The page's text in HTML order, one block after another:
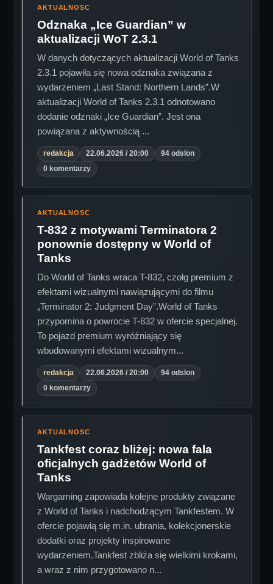
AKTUALNOSC
Odznaka „Ice Guardian” w
aktualizacji WoT 2.3.1
W danych dotyczących aktualizacji World of Tanks
2.3.1 pojawiła się nowa odznaka związana z
wydarzeniem „Last Stand: Northern Lands”.W
aktualizacji World of Tanks 2.3.1 odnotowano
dodanie odznaki „Ice Guardian”. Jest ona
powiązana z aktywnością ...
redakcja 22.06.2026 / 20:00
94 odslon
0 komentarzy
AKTUALNOSC
T-832 z motywami Terminatora 2
ponownie dostępny w World of
Tanks
Do World of Tanks wraca T-832, czołg premium z
efektami wizualnymi nawiązującymi do filmu
„Terminator 2: Judgment Day”.World of Tanks
przypomina o powrocie T-832 w ofercie specjalnej.
To pojazd premium wyróżniający się
wbudowanymi efektami wizualnym...
redakcja 22.06.2026 / 20:00
94 odslon
0 komentarzy
AKTUALNOSC
Tankfest coraz bliżej: nowa fala
oficjalnych gadżetów World of
Tanks
Wargaming zapowiada kolejne produkty związane
z World of Tanks i nadchodzącym Tankfestem. W
ofercie pojawią się m.in. ubrania, kolekcjonerskie
dodatki oraz projekty inspirowane
wydarzeniem.Tankfest zbliża się wielkimi krokami,
a wraz z nim przygotowano n...